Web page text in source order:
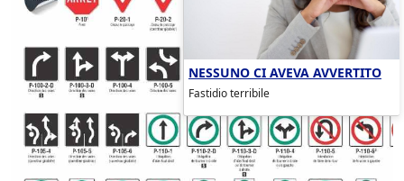
NESSUNO CI AVEVA AVVERTITO
Fastidio terribile